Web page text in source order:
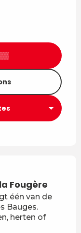
Fougère
één van de
Bauges.
herten of